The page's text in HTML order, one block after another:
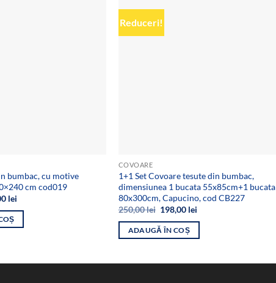
bumbac, cu motive
cm cod019
leiPrețul
este:
Reduceri!
COVOARE
1+1 Set Covoare tesute din bumbac,
dimensiunea 1 bucata 55x85cm+1 bucata
80x300cm, Capucino, cod CB227
250,00lei Prețul
inițial
a
fost:
198,00 lei
este:
ADAUGĂ ÎN COȘ